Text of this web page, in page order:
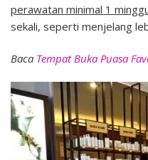
perawatan minimal 1
sekali, seperti menjelang
Baca Tempat Buka Puasa